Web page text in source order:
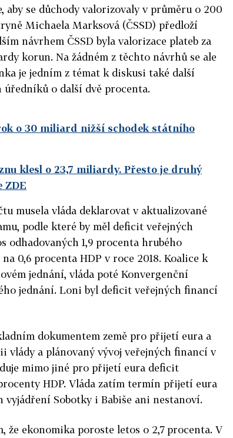
aby se důchody valorizovaly v průměru o 200
Michaela Marksová (ČSSD) předloží
návrhem ČSSD byla valorizace plateb za
korun. Na žádném z těchto návrhů se ale
je jedním z témat k diskusi také další
o další dvě procenta.
o 30 miliard nižší schodek státního
klesl o 23,7 miliardy. Přesto je druhý
ZDE
musela vláda deklarovat v aktualizované
podle které by měl deficit veřejných
odhadovaných 1,9 procenta hrubého
0,6 procenta HDP v roce 2018. Koalice k
jednání, vláda poté Konvergenční
jednání. Loni byl deficit veřejných financí
dokumentem země pro přijetí eura a
vlády a plánovaný vývoj veřejných financí v
mimo jiné pro přijetí eura deficit
HDP. Vláda zatím termín přijetí eura
vyjádření Sobotky i Babiše ani nestanoví.
že ekonomika poroste letos o 2,7 procenta. V